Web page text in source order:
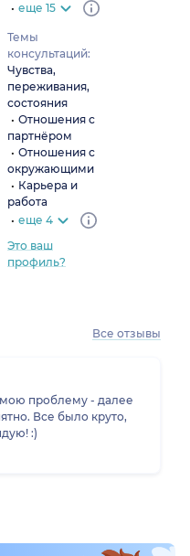
еще 15
Темы
консультаций:
Чувства,
переживания,
состояния
Отношения с
партнёром
Отношения с
окружающими
Карьера и
работа
еще 4
Это ваш
профиль?
Все отзывы
проблему - далее
Все было круто,
:)